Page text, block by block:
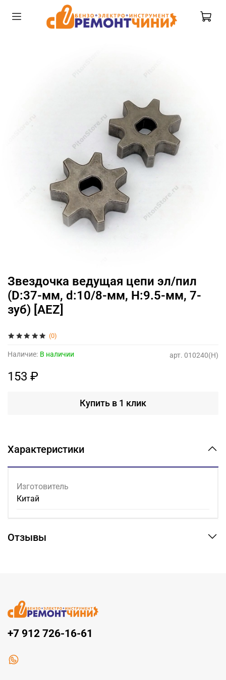
(0)
арт. 010240(H)
Наличие: В наличии
Звездочка ведущая цепи эл/пил
(D:37-мм, d:10/8-мм, H:9.5-мм, 7-
зуб) [AEZ]
153 ₽
Купить в 1 клик
Характеристики
Изготовитель
Китай
Отзывы
+7 912 726-16-61